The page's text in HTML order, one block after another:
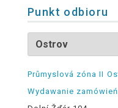
Punkt odbioru
Průmyslová zóna II
Wydawanie